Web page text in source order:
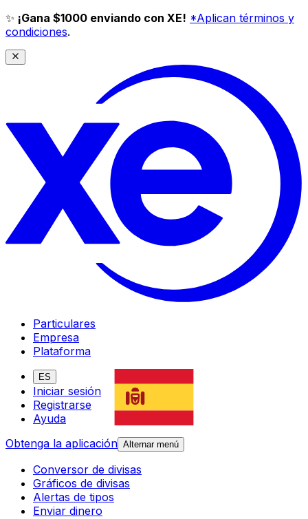
✨ ¡Gana $1000 enviando con XE! *Aplican términos y
condiciones.
Particulares
Empresa
Plataforma
ES
Iniciar sesión
Registrarse
Ayuda
Obtenga la aplicación Alternar menú
Conversor de divisas
Gráficos de divisas
Alertas de tipos
Enviar dinero